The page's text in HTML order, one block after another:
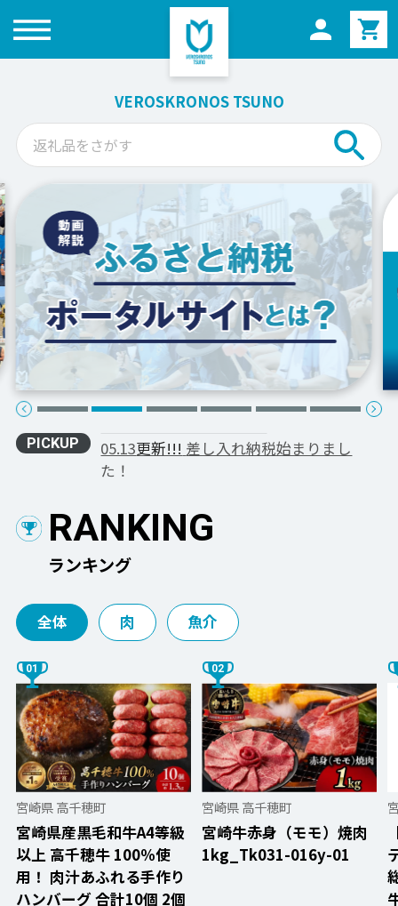
メニュー
VEROSKRONOS TSUNO
PICKUP 05.13
差し入れ納税始まりまし
た！
RANKING
ランキング
全体 肉 魚介
宮崎県 高千穂町
宮崎県産黒毛和牛A4等級
以上 高千穂牛 100％使
用！ 肉汁あふれる手作り
ハンバーグ 合計10個 2個
宮崎県 高千穂町
宮崎牛赤身（モモ）焼肉
1kg_Tk031-016y-01